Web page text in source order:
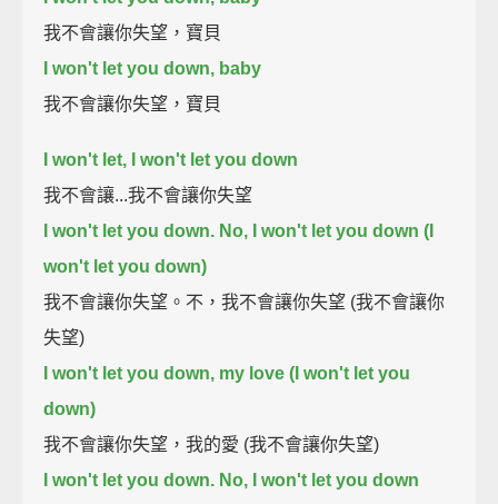
我不會讓你失望，寶貝
I won't let you down, baby
我不會讓你失望，寶貝
I won't let, I won't let you down
我不會讓...我不會讓你失望
I won't let you down. No, I won't let you down (I
won't let you down)
我不會讓你失望。不，我不會讓你失望 (我不會讓你
失望)
I won't let you down, my love (I won't let you
down)
我不會讓你失望，我的愛 (我不會讓你失望)
I won't let you down. No, I won't let you down